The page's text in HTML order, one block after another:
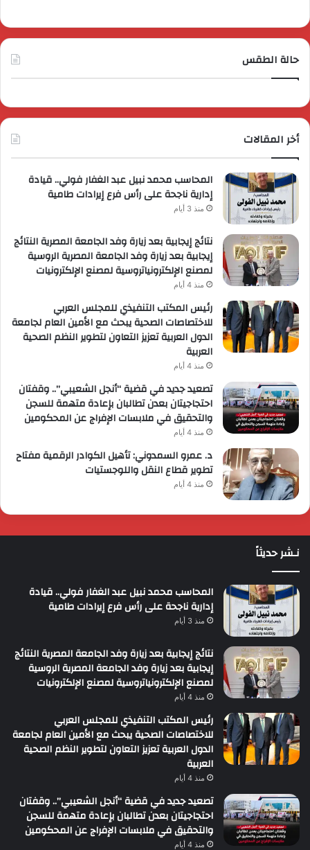
حالة الطقس
أخر المقالات
المحاسب محمد نبيل عبد الغفار فولي.. قيادة
إدارية ناجحة على رأس فرع إيرادات طامية
منذ 3 أيام
نتائج إيجابية بعد زيارة وفد الجامعة المصرية النتائج
إيجابية بعد زيارة وفد الجامعة المصرية الروسية
لمصنع الإلكترونياتروسية لمصنع الإلكترونيات
منذ 4 أيام
رئيس المكتب التنفيذي للمجلس العربي
للاختصاصات الصحية يبحث مع الأمين العام لجامعة
الدول العربية تعزيز التعاون لتطوير النظم الصحية
العربية
منذ 4 أيام
تصعيد جديد في قضية “أنجل الشعيبي”.. وقفتان
احتجاجيتان بعدن تطالبان بإعادة متهمة للسجن
والتحقيق في ملابسات الإفراج عن المحكومين
منذ 4 أيام
د. عمرو السمدوني: تأهيل الكوادر الرقمية مفتاح
تطوير قطاع النقل واللوجستيات
منذ 4 أيام
نـشر حديثاً
المحاسب محمد نبيل عبد الغفار فولي.. قيادة
إدارية ناجحة على رأس فرع إيرادات طامية
منذ 3 أيام
نتائج إيجابية بعد زيارة وفد الجامعة المصرية النتائج
إيجابية بعد زيارة وفد الجامعة المصرية الروسية
لمصنع الإلكترونياتروسية لمصنع الإلكترونيات
منذ 4 أيام
رئيس المكتب التنفيذي للمجلس العربي
للاختصاصات الصحية يبحث مع الأمين العام لجامعة
الدول العربية تعزيز التعاون لتطوير النظم الصحية
العربية
منذ 4 أيام
تصعيد جديد في قضية “أنجل الشعيبي”.. وقفتان
احتجاجيتان بعدن تطالبان بإعادة متهمة للسجن
والتحقيق في ملابسات الإفراج عن المحكومين
منذ 4 أيام